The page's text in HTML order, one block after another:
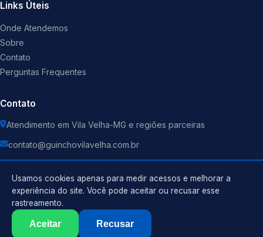
Links Úteis
Onde Atendemos
Sobre
Contato
Perguntas Frequentes
Contato
Atendimento em Vila Velha-MG e regiões parceiras
contato@guinchovilavelha.com.br
Guincho . Todos os direitos reservados.
Usamos cookies apenas para medir acessos e melhorar a
experiência do site. Você pode aceitar ou recusar esse
rastreamento.
Aceitar Recusar